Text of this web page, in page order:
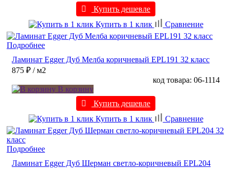
Купить дешевле
Купить в 1 клик
Сравнение
Подробнее
Ламинат Egger Дуб Мелба коричневый EPL191 32 класс
875 ₽ / м2
код товара: 06-1114
В корзину
Купить дешевле
Купить в 1 клик
Сравнение
Подробнее
Ламинат Egger Дуб Шерман светло-коричневый EPL204